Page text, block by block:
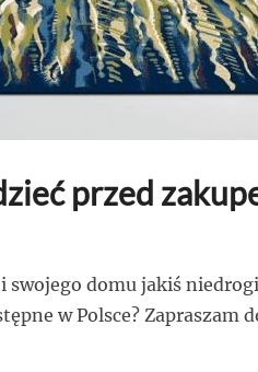
przed
domu jakiś
w Polsce? Zapraszam